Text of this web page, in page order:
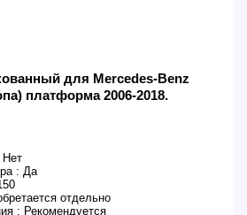
для Mercedes-Benz
платформа 2006-2018.
Нет
: Да
отдельно
: Рекомендуется